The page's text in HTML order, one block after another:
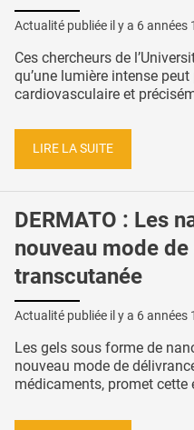
Actualité publiée il y a 6 années
Ces chercheurs de
qu’une lumière intense
cardiovasculaire et
LIRE LA SUITE
DERMATO : Les
nouveau mode
transcutanée
Actualité publiée il y a 6 années
Les gels sous forme de
nouveau mode de
médicaments, promet